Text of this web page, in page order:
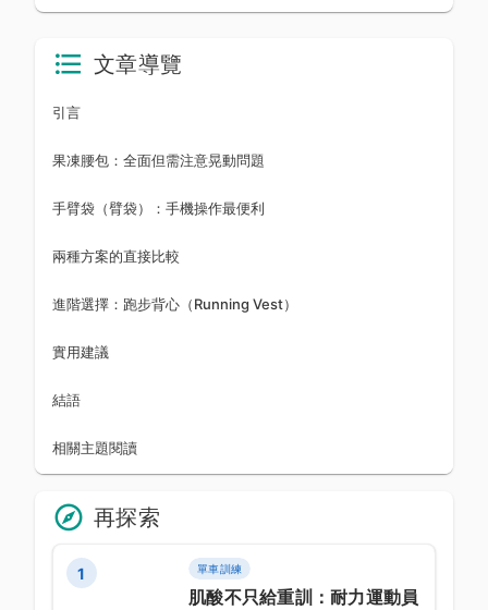
文章導覽
引言
果凍腰包：全面但需注意晃動問題
手臂袋（臂袋）：手機操作最便利
兩種方案的直接比較
進階選擇：跑步背心（Running Vest）
實用建議
結語
相關主題閱讀
再探索
1 單車訓練
肌酸不只給重訓：耐力運動員